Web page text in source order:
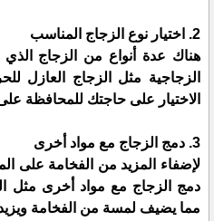
2. اختيار نوع الزجاج المناسب
هناك عدة أنواع من الزجاج
الزجاجية مثل الزجاج العازل
الاختيار على حاجتك للمحافظة
3. دمج الزجاج مع مواد أخرى
لإضفاء المزيد من الفخامة على
دمج الزجاج مع مواد أخرى مثل
مما يضيف لمسة من الفخامة